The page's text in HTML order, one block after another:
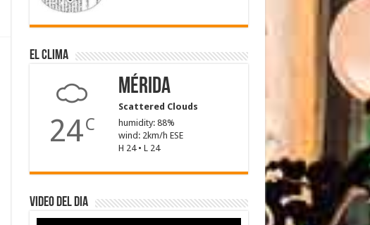
El Clima
24C
Mérida
Scattered Clouds
humidity: 88%
wind: 2km/h ESE
H 24 • L 24
Video del dia